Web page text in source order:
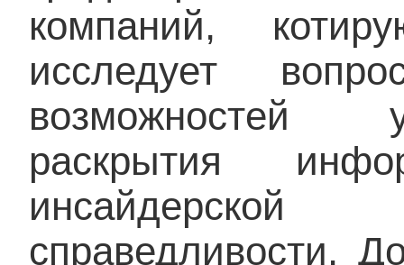
компаний,
исследует
возможностей
раскрытия
справедливости.